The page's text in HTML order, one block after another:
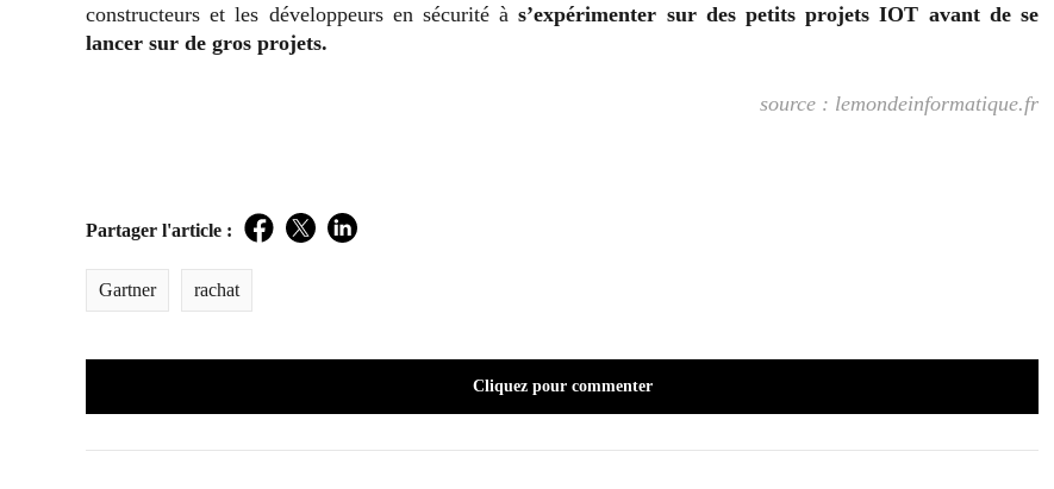
constructeurs et les développeurs en sécurité às’expérimenter sur des petits projets IOT avant de se
lancer sur de gros projets.
source : lemondeinformatique.fr
Partager l'article : Facebook
TwitterLinkedIn
Gartner rachat
Cliquez pour commenter